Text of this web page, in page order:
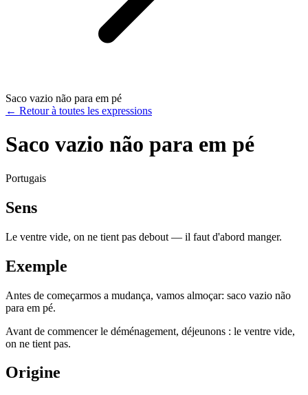
Saco vazio não para em pé
← Retour à toutes les expressions
Saco vazio não para em pé
Portugais
Sens
Le ventre vide, on ne tient pas debout — il faut d'abord manger.
Exemple
Antes de começarmos a mudança, vamos almoçar: saco vazio não
para em pé.
Avant de commencer le déménagement, déjeunons : le ventre vide,
on ne tient pas.
Origine